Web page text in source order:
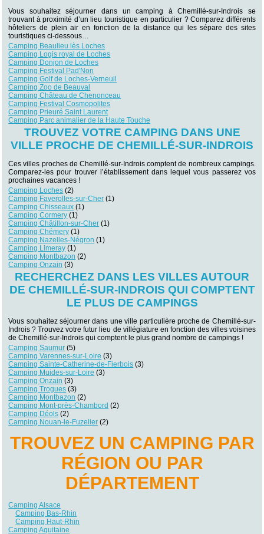
Vous souhaitez séjourner dans un camping à Chemillé-sur-Indrois se
trouvant à proximité d’un lieu touristique en particulier ? Comparez différents
hôteliers de plein air en fonction de la distance qui les sépare des sites
touristiques ci-dessous…
Camping Beaulieu lès Loches
Camping Logis royal de Loches
Camping Donjon de Loches
Camping Festival Pad'Non
Camping Golf de Loches-Verneuil
Camping Zoo de Beauval
Camping Château de Chenonceau
Camping Festival Cosmopolites
Camping Prieuré Saint Laurent
Camping Parc animalier de la Haute Touche
TROUVEZ VOTRE CAMPING DANS UNE
VILLE PROCHE DE CHEMILLÉ-SUR-INDROIS
Ces villes proches de Chemillé-sur-Indrois comptent de nombreux campings.
Comparez-les pour trouver l’établissement dans lequel vous passerez vos
prochaines vacances !
Camping Loches (2)
Camping Faverolles-sur-Cher (1)
Camping Chisseaux (1)
Camping Cormery (1)
Camping Châtillon-sur-Cher (1)
Camping Chémery (1)
Camping Nazelles-Négron (1)
Camping Limeray (1)
Camping Montbazon (2)
Camping Onzain (3)
RECHERCHEZ DANS LES VILLES AUTOUR
DE CHEMILLÉ-SUR-INDROIS QUI COMPTENT
LE PLUS DE CAMPINGS
Vous souhaitez séjourner dans une ville particulière proche de Chemillé-sur-
Indrois ? Trouvez votre futur lieu de villégiature en fonction des villes voisines
de Chemillé-sur-Indrois qui comptent le plus grand nombre de campings !
Camping Saumur (5)
Camping Varennes-sur-Loire (3)
Camping Sainte-Catherine-de-Fierbois (3)
Camping Muides-sur-Loire (3)
Camping Onzain (3)
Camping Trogues (3)
Camping Montbazon (2)
Camping Mont-près-Chambord (2)
Camping Déols (2)
Camping Nouan-le-Fuzelier (2)
TROUVEZ UN CAMPING PAR
RÉGION OU PAR
DÉPARTEMENT
Camping Alsace
Camping Bas-Rhin
Camping Haut-Rhin
Camping Aquitaine